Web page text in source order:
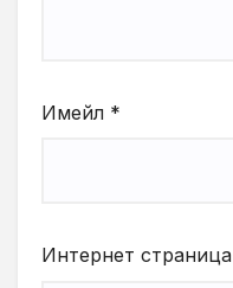
Имейл *
Интернет страница